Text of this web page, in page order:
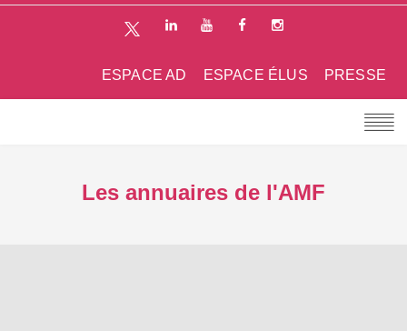
PRESSE
ESPACE ÉLUS
ESPACE AD
Les annuaires de l'AMF